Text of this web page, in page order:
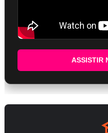
ASSISTIR